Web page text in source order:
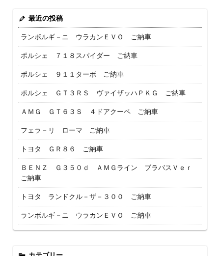
最近の投稿
ランボルギ－ニ ウラカンＥＶＯ ご納車
ポルシェ ７１８スパイダー ご納車
ポルシェ ９１１ターボ ご納車
ポルシェ ＧＴ３ＲＳ ヴァイザッハＰＫＧ ご納車
ＡＭＧ ＧＴ６３Ｓ ４ドアクーペ ご納車
フェラ－リ ローマ ご納車
トヨタ ＧＲ８６ ご納車
ＢＥＮＺ Ｇ３５０ｄ ＡＭＧライン ブラバスＶｅｒ
ご納車
トヨタ ランドクル－ザ－３００ ご納車
ランボルギ－ニ ウラカンＥＶＯ ご納車